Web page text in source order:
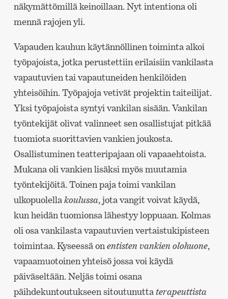
näkymättömillä keinoillaan. Nyt intentiona oli
mennä rajojen yli.
Vapauden kauhun käytännöllinen toiminta alkoi
työpajoista, jotka perustettiin erilaisiin vankilasta
vapautuvien tai vapautuneiden henkilöiden
yhteisöihin. Työpajoja vetivät projektin taiteilijat.
Yksi työpajoista syntyi vankilan sisään. Vankilan
työntekijät olivat valinneet sen osallistujat pitkää
tuomiota suorittavien vankien joukosta.
Osallistuminen teatteripajaan oli vapaaehtoista.
Mukana oli vankien lisäksi myös muutamia
työntekijöitä. Toinen paja toimi vankilan
ulkopuolella koulussa, jota vangit voivat käydä,
kun heidän tuomionsa lähestyy loppuaan. Kolmas
oli osa vankilasta vapautuvien vertaistukipisteen
toimintaa. Kyseessä on entisten vankien olohuone,
vapaamuotoinen yhteisö jossa voi käydä
päiväseltään. Neljäs toimi osana
päihdekuntoutukseen sitoutunutta terapeuttista